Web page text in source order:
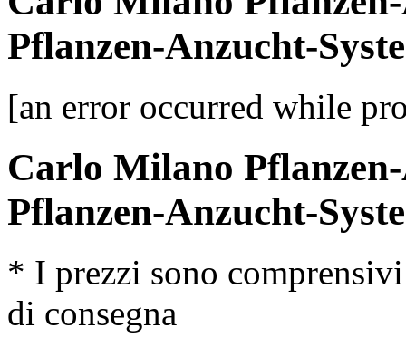
Pflanzen-Anzucht-
[an error occurred while
Carlo Milano
Pflanzen-Anzucht-
* I prezzi sono
di consegna